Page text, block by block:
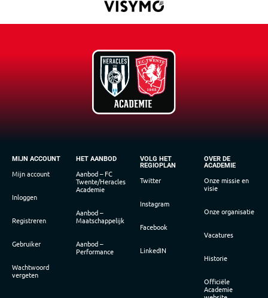
MIJN ACCOUNT
Mijn account
Inloggen
Registreren
Gebruiker
Wachtwoord
vergeten
HET AANBOD
Aanbod – FC
Twente/Heracles
Academie
Aanbod –
Maatschappelijk
Aanbod –
Performance
VOLG HET
REGIOPLAN
Twitter
Instagram
Facebook
LinkedIN
OVER DE
ACADEMIE
Onze missie en
visie
Onze organisatie
Vacatures
Historie
Officiële
Academie